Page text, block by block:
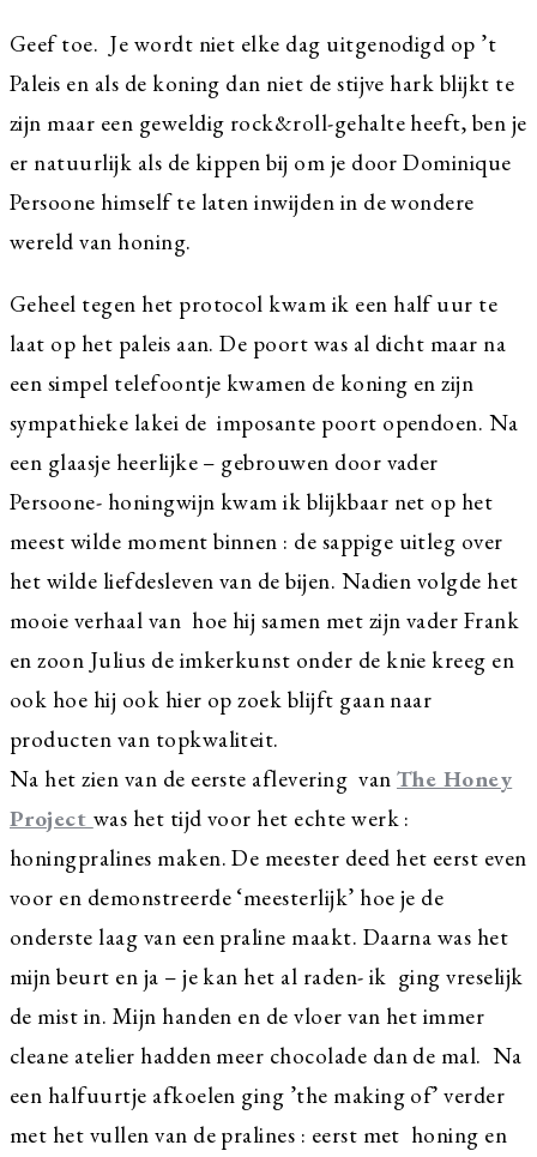
Geef toe. Je wordt niet elke dag uitgenodigd op ’t
Paleis en als de koning dan niet de stijve hark blijkt te
zijn maar een geweldig rock&roll-gehalte heeft, ben je
er natuurlijk als de kippen bij om je door Dominique
Persoone himself te laten inwijden in de wondere
wereld van honing.
Geheel tegen het protocol kwam ik een half uur te
laat op het paleis aan. De poort was al dicht maar na
een simpel telefoontje kwamen de koning en zijn
sympathieke lakei de imposante poort opendoen. Na
een glaasje heerlijke – gebrouwen door vader
Persoone- honingwijn kwam ik blijkbaar net op het
meest wilde moment binnen : de sappige uitleg over
het wilde liefdesleven van de bijen. Nadien volgde het
mooie verhaal van hoe hij samen met zijn vader Frank
en zoon Julius de imkerkunst onder de knie kreeg en
ook hoe hij ook hier op zoek blijft gaan naar
producten van topkwaliteit.
Na het zien van de eerste aflevering van The Honey
Project was het tijd voor het echte werk :
honingpralines maken. De meester deed het eerst even
voor en demonstreerde ‘meesterlijk’ hoe je de
onderste laag van een praline maakt. Daarna was het
mijn beurt en ja – je kan het al raden- ik ging vreselijk
de mist in. Mijn handen en de vloer van het immer
cleane atelier hadden meer chocolade dan de mal. Na
een halfuurtje afkoelen ging ’the making of’ verder
met het vullen van de pralines : eerst met honing en